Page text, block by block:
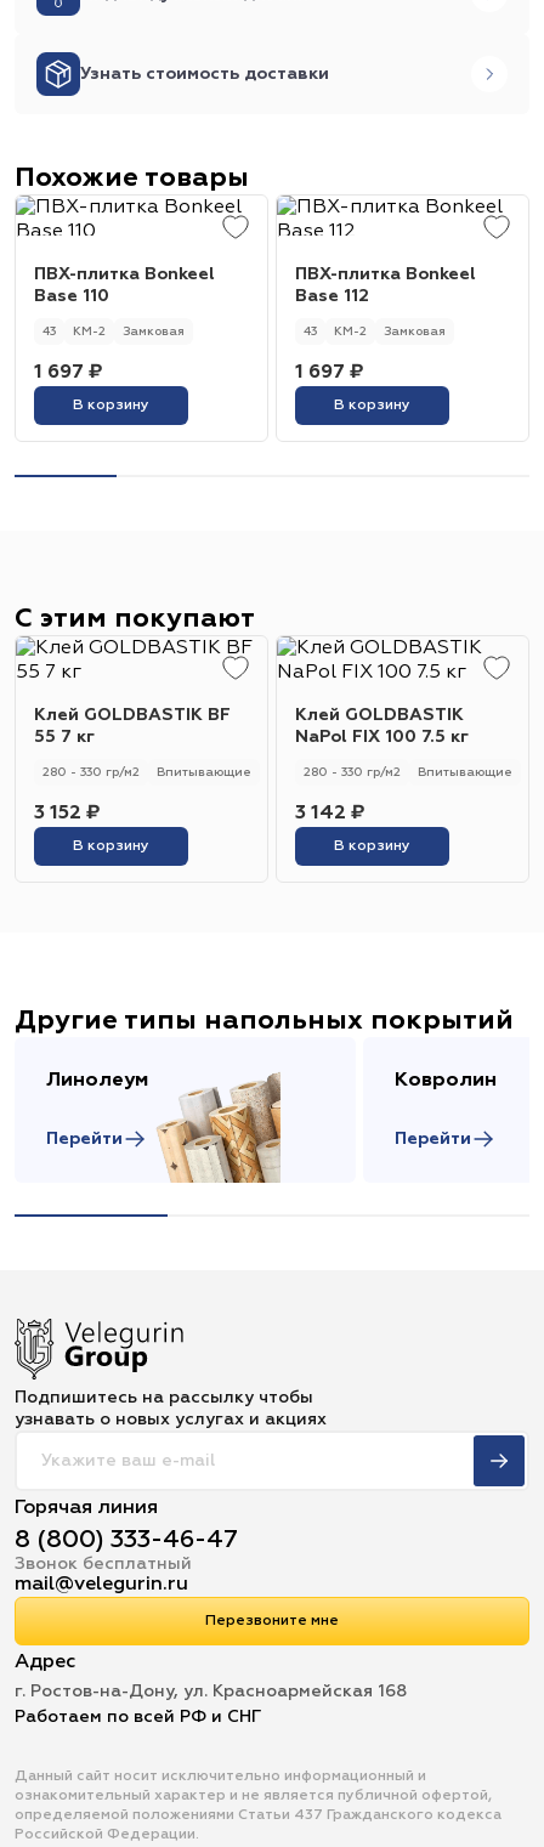
Узнать стоимость доставки
Похожие товары
ПВХ-плитка Bonkeel
Base 110
43 КМ-2 Замковая
1 697 ₽
В корзину
ПВХ-плитка Bonkeel
Base 112
43 КМ-2 Замковая
1 697 ₽
В корзину
С этим покупают
Клей GOLDBASTIK BF
55 7 кг
280 - 330 гр/м2 Впитывающие
3 152 ₽
В корзину
Клей GOLDBASTIK
NaPol FIX 100 7.5 кг
280 - 330 гр/м2 Впитывающие
3 142 ₽
В корзину
Другие типы напольных покрытий
Линолеум
Перейти
Ковролин
Перейти
Подпишитесь на рассылку чтобы
узнавать о новых услугах и акциях
Горячая линия
8 (800) 333-46-47
Звонок бесплатный
mail@velegurin.ru
Перезвоните мне
Адрес
г. Ростов-на-Дону, ул. Красноармейская 168
Работаем по всей РФ и СНГ
Данный сайт носит исключительно информационный и
ознакомительный характер и не является публичной офертой,
определяемой положениями Статьи 437 Гражданского кодекса
Российской Федерации.